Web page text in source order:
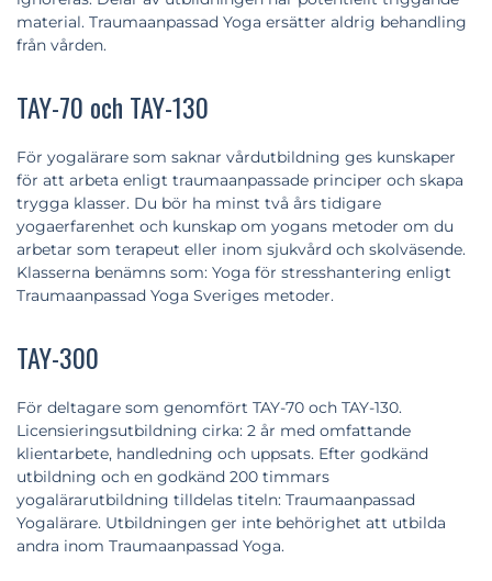
material. Traumaanpassad Yoga ersätter aldrig behandling
från vården.
TAY-70 och TAY-130
För yogalärare som saknar vårdutbildning ges kunskaper
för att arbeta enligt traumaanpassade principer och skapa
trygga klasser. Du bör ha minst två års tidigare
yogaerfarenhet och kunskap om yogans metoder om du
arbetar som terapeut eller inom sjukvård och skolväsende.
Klasserna benämns som: Yoga för stresshantering enligt
Traumaanpassad Yoga Sveriges metoder.
TAY-300
För deltagare som genomfört TAY-70 och TAY-130.
Licensieringsutbildning cirka: 2 år med omfattande
klientarbete, handledning och uppsats. Efter godkänd
utbildning och en godkänd 200 timmars
yogalärarutbildning tilldelas titeln: Traumaanpassad
Yogalärare. Utbildningen ger inte behörighet att utbilda
andra inom Traumaanpassad Yoga.